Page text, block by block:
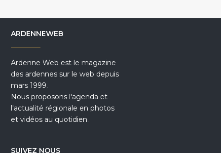
ARDENNEWEB
Ardenne Web est le magazine
des ardennes sur le web depuis
mars 1999.
Nous proposons l'agenda et
l'actualité régionale en photos
et vidéos au quotidien.
SUIVEZ NOUS